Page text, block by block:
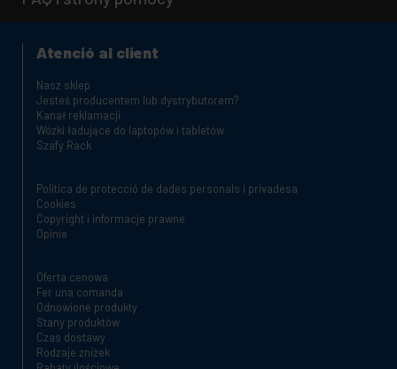
Atenció al client
Nasz sklep
Jesteś producentem lub dystrybutorem?
Kanał reklamacji
Wózki ładujące do laptopów i tabletów
Szafy Rack
Política de protecció de dades personals i privadesa
Cookies
Copyright i informacje prawne
Opinie
Oferta cenowa
Fer una comanda
Odnowione produkty
Stany produktów
Czas dostawy
Rodzaje zniżek